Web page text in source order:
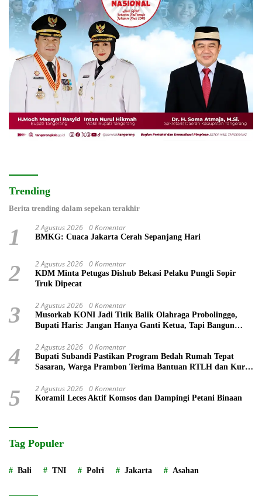
Trending
Berita trending dalam sepekan terakhir
1 2 Agustus 2026 0 Komentar
BMKG: Cuaca Jakarta Cerah Sepanjang Hari
2 2 Agustus 2026 0 Komentar
KDM Minta Petugas Dishub Bekasi Pelaku Pungli Sopir
Truk Dipecat
3 2 Agustus 2026 0 Komentar
Musorkab KONI Jadi Titik Balik Olahraga Probolinggo,
Bupati Haris: Jangan Hanya Ganti Ketua, Tapi Bangun
4 2 Agustus 2026 0 Komentar
Bupati Subandi Pastikan Program Bedah Rumah Tepat
Sasaran, Warga Prambon Terima Bantuan RTLH dan Kursi
5 2 Agustus 2026 0 Komentar
Koramil Leces Aktif Komsos dan Dampingi Petani Binaan
Tag Populer
Bali TNI Polri Jakarta Asahan